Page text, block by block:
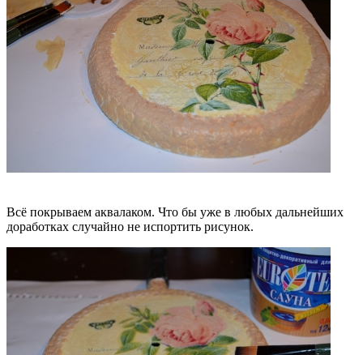
Всё покрываем аквалаком. Что бы уже в любых дальнейших
доработках случайно не испортить рисунок.